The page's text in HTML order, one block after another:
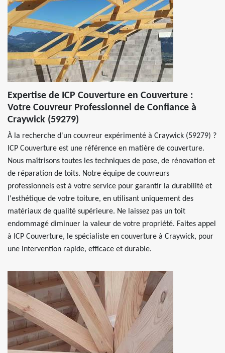
Expertise de ICP Couverture en Couverture :
Votre Couvreur Professionnel de Confiance à
Craywick (59279)
À la recherche d'un couvreur expérimenté à Craywick (59279) ?
ICP Couverture est une référence en matière de couverture.
Nous maîtrisons toutes les techniques de pose, de rénovation et
de réparation de toits. Notre équipe de couvreurs
professionnels est à votre service pour garantir la durabilité et
l'esthétique de votre toiture, en utilisant uniquement des
matériaux de qualité supérieure. Ne laissez pas un toit
endommagé diminuer la valeur de votre propriété. Faites appel
à ICP Couverture, le spécialiste en couverture à Craywick, pour
une intervention rapide, efficace et durable.